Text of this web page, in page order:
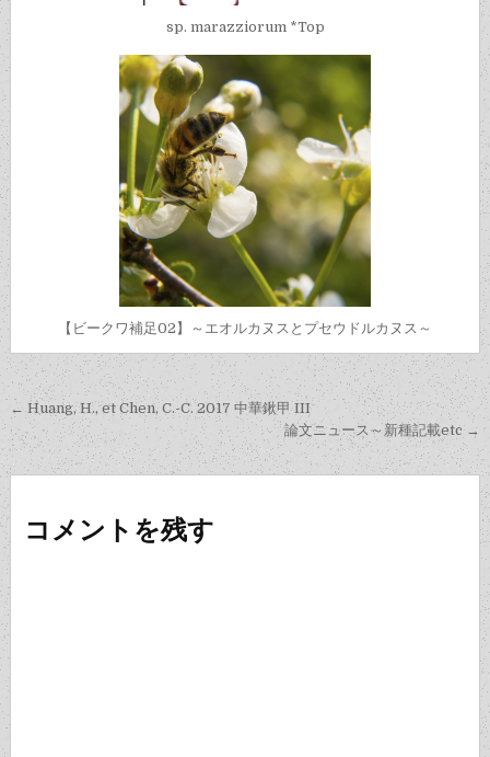
sp. marazziorum *Top
【ビークワ補足02】～エオルカヌスとプセウドルカヌス～
投
稿
ナ
ゲ
シ
← Huang, H., et Chen, C.-C. 2017 中華鍬甲 III
論文ニュース～新種記載etc →
コメントを残す